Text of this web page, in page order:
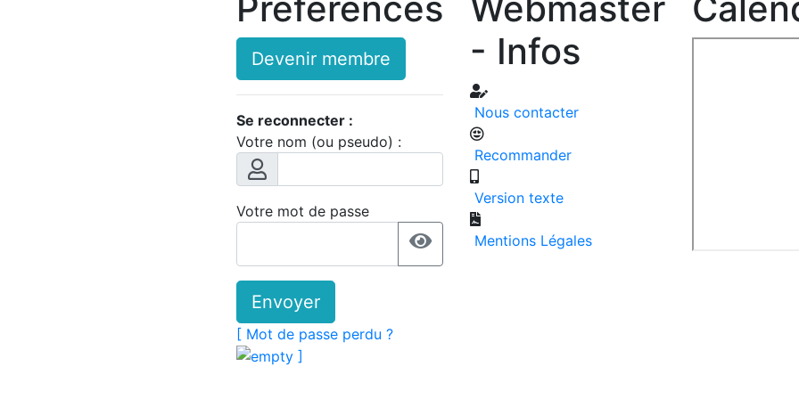
Devenir membre
Se reconnecter :
Votre nom (ou pseudo) :
Votre mot de passe
Envoyer
[ Mot de passe perdu ?
]
- Infos
Nous contacter
Recommander
Version texte
Mentions Légales